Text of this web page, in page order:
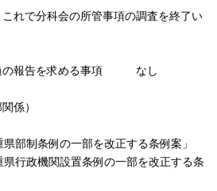
れで分科会の所管事項の調査を終了い
の報告を求める事項 なし
係）
部制条例の一部を改正する条例案」
行政機関設置条例の一部を改正する条